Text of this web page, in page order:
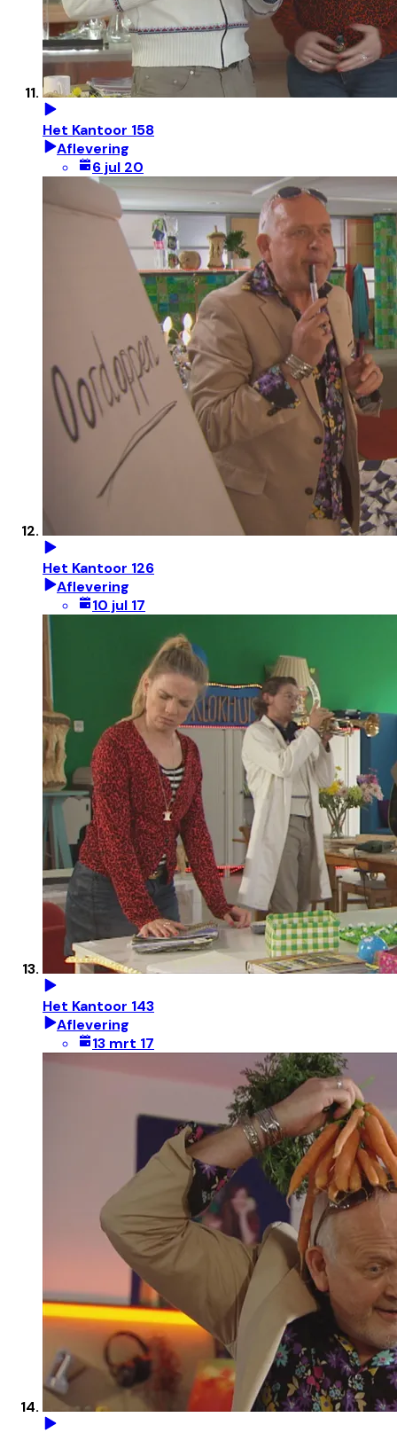
Het Kantoor 158
Aflevering
6 jul 20
Het Kantoor 126
Aflevering
10 jul 17
Het Kantoor 143
Aflevering
13 mrt 17